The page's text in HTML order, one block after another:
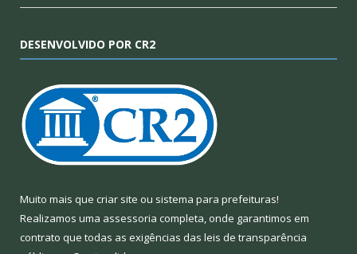
DESENVOLVIDO POR CR2
Muito mais que criar site ou sistema para prefeituras!
Realizamos uma assessoria completa, onde garantimos em
contrato que todas as exigências das leis de transparência